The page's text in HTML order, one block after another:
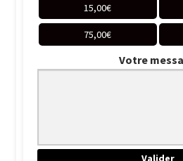
15,00€
75,00€
Votre